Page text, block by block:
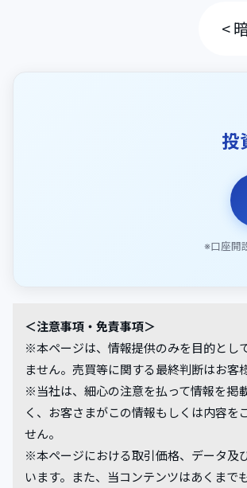
<
投
※口座開
＜注意事項・免責事項＞
※本ページは、情報提供のみを目的とし
ません。売買等に関する最終判断はお客
※当社は、細心の注意を払って情報を掲
く、お客さまがこの情報もしくは内容
せん。
※本ページにおける取引価格、データ及
います。また、当コンテンツはあくまで